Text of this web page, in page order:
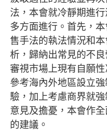
法，本會就冷靜期進
多方面進行。首先，
售手法的執法情況和
析，歸納出常見的不
審視市場上現有自願
參考海內外地區設立
驗，加上考慮商界就
意見及擔憂，本會作
的建議。